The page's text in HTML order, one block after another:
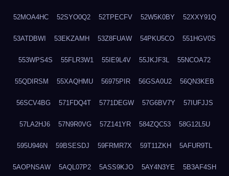
52MOA4HC 52SYO0Q2 52TPECFV 52W5K0BY 52XXY91Q
53ATDBWI 53EKZAMH 53Z8FUAW 54PKU5CO 551HGV0S
553WPS4S 55FLR3W1 55IE9L4V 55JKJF3L 55NCOA72
55QDIRSM 55XAQHMU 56975PIR 56GSA0U2 56QN3KEB
56SCV4BG 571FDQ4T 5771DEGW 57G6BV7Y 57IUFJJS
57LA2HJ6 57N9R0VG 57Z141YR 584ZQC53 58G12L5U
595U946N 59BSESDJ 59FRMR7X 59T11ZKH 5AFUR9TL
5AOPNSAW 5AQL07P2 5ASS9KJO 5AY4N3YE 5B3AF4SH